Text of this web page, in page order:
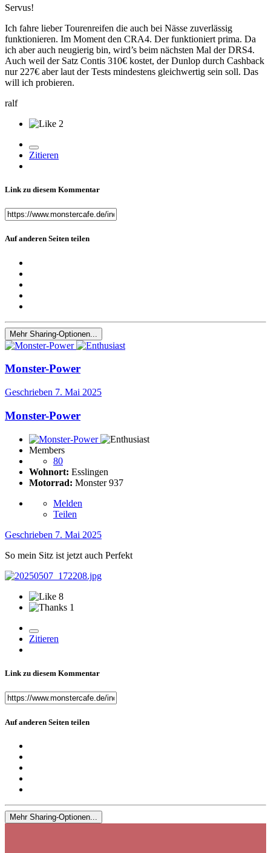
Servus!
Ich fahre lieber Tourenreifen die auch bei Nässe zuverlässig
funktionieren. Im Moment den CRA4. Der funktioniert prima. Da
ich aber auch neugierig bin, wird’s beim nächsten Mal der DRS4.
Auch weil der Satz Contis 310€ kostet, der Dunlop durch Cashback
nur 227€ aber laut der Tests mindestens gleichwertig sein soll. Das
will ich probieren.
ralf
2
Zitieren
Link zu diesem Kommentar
Auf anderen Seiten teilen
Mehr Sharing-Optionen...
Monster-Power
Geschrieben 7. Mai 2025
Monster-Power
Members
80
Wohnort: Esslingen
Motorrad: Monster 937
Melden
Teilen
Geschrieben 7. Mai 2025
So mein Sitz ist jetzt auch Perfekt
8
1
Zitieren
Link zu diesem Kommentar
Auf anderen Seiten teilen
Mehr Sharing-Optionen...